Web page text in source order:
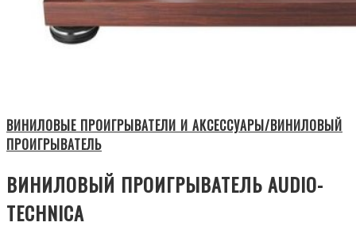
ВИНИЛОВЫЕ ПРОИГРЫВАТЕЛИ И АКСЕССУАРЫ/ВИНИЛОВЫЙ
ПРОИГРЫВАТЕЛЬ
ВИНИЛОВЫЙ ПРОИГРЫВАТЕЛЬ AUDIO-
TECHNICA